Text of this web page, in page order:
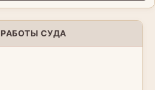
СУДА